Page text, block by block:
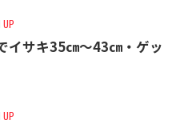
UP
イサキ35㎝〜43㎝・ゲッ
UP